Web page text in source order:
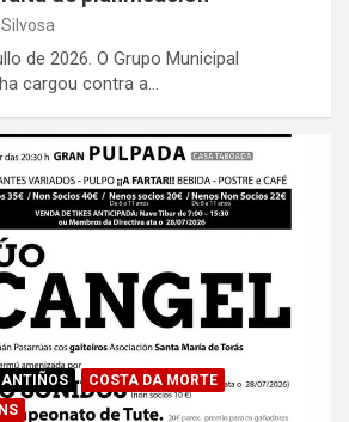
de 2026. O Grupo Municipal
cargou contra a…
COSTA DA MORTE